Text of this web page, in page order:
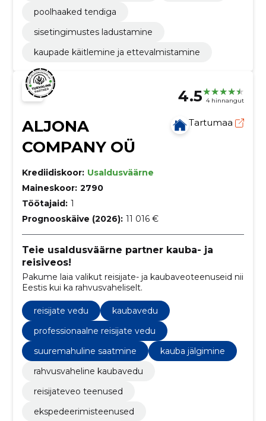
poolhaaked tendiga
sisetingimustes ladustamine
kaupade käitlemine ja ettevalmistamine
4.5 4 hinnangut
ALJONA
COMPANY OÜ
Tartumaa
Krediidiskoor: Usaldusväärne
Maineskoor: 2790
Töötajaid: 1
Prognooskäive (2026): 11 016 €
Teie usaldusväärne partner kauba- ja
reisiveos!
Pakume laia valikut reisijate- ja kaubaveoteenuseid nii
Eestis kui ka rahvusvaheliselt.
reisijate vedu
kaubavedu
professionaalne reisijate vedu
suuremahuline saatmine
kauba jälgimine
rahvusvaheline kaubavedu
reisijateveo teenused
ekspedeerimisteenused